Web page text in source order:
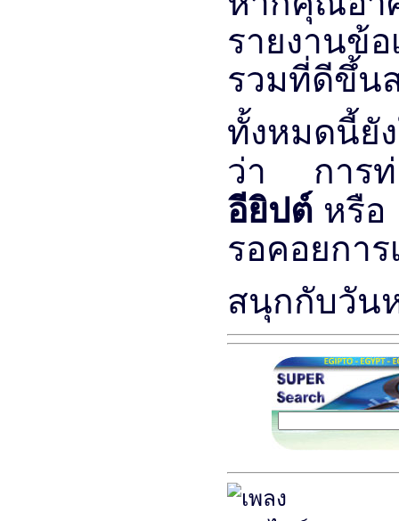
รายงานข้
รวมที่ดีขึ้น
ทั้งหมดนี้ยั
ว่า การ
อียิปต์ หรือ
รอคอยกา
สนุกกับวัน